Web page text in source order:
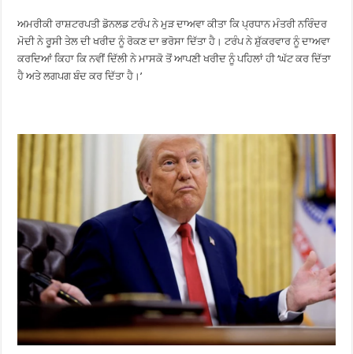
ਅਮਰੀਕੀ ਰਾਸ਼ਟਰਪਤੀ ਡੋਨਲਡ ਟਰੰਪ ਨੇ ਮੁੜ ਦਾਅਵਾ ਕੀਤਾ ਕਿ ਪ੍ਰਧਾਨ ਮੰਤਰੀ ਨਰਿੰਦਰ
ਮੋਦੀ ਨੇ ਰੂਸੀ ਤੇਲ ਦੀ ਖਰੀਦ ਨੂੰ ਰੋਕਣ ਦਾ ਭਰੋਸਾ ਦਿੱਤਾ ਹੈ। ਟਰੰਪ ਨੇ ਸ਼ੁੱਕਰਵਾਰ ਨੂੰ ਦਾਅਵਾ
ਕਰਦਿਆਂ ਕਿਹਾ ਕਿ ਨਵੀਂ ਦਿੱਲੀ ਨੇ ਮਾਸਕੋ ਤੋਂ ਆਪਣੀ ਖਰੀਦ ਨੂੰ ਪਹਿਲਾਂ ਹੀ ‘ਘੱਟ ਕਰ ਦਿੱਤਾ
ਹੈ ਅਤੇ ਲਗਪਗ ਬੰਦ ਕਰ ਦਿੱਤਾ ਹੈ।’